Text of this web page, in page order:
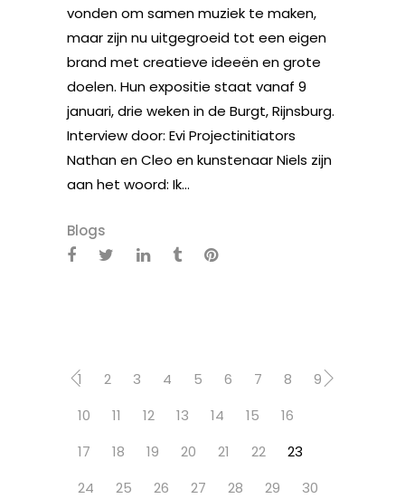
vonden om samen muziek te maken,
maar zijn nu uitgegroeid tot een eigen
brand met creatieve ideeën en grote
doelen. Hun expositie staat vanaf 9
januari, drie weken in de Burgt, Rijnsburg.
Interview door: Evi Projectinitiators
Nathan en Cleo en kunstenaar Niels zijn
aan het woord: Ik...
Blogs
1 2 3 4 5 6 7 8
9
10
11 12 13 14 15
16
17
18 19 20 21 22
23
24
25 26 27 28 29
30